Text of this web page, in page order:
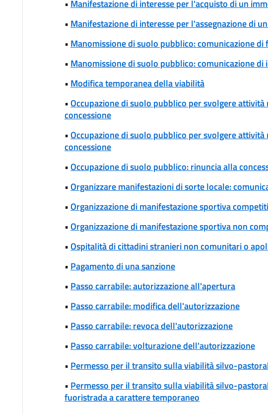
• Manifestazione di interesse per l'acquisto di un
• Manifestazione di interesse per l'assegnazione di
• Manomissione di suolo pubblico: comunicazione di
• Manomissione di suolo pubblico: comunicazione di
• Modifica temporanea della viabilità
•Occupazione di suolo pubblico per svolgere
concessione
•Occupazione di suolo pubblico per svolgere
concessione
•Occupazione di suolo pubblico: rinuncia alla
•Organizzare manifestazioni di sorte locale:
•Organizzazione di manifestazione sportiva
•Organizzazione di manifestazione sportiva non
•Ospitalità di cittadini stranieri non comunitari o
• Pagamento di una sanzione
• Passo carrabile: autorizzazione all'apertura
• Passo carrabile: modifica dell'autorizzazione
• Passo carrabile: revoca dell'autorizzazione
• Passo carrabile: volturazione dell'autorizzazione
• Permesso per il transito sulla viabilità silvo-
• Permesso per il transito sulla viabilità silvo-
fuoristrada a carattere temporaneo